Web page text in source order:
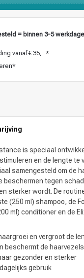
= binnen 3-5
vanaf € 35,- *
is speciaal
en de lengte te
samengesteld om de
beschermen tegen
sterker wordt. De
(250 ml) shampoo, de
ml) conditioner en de
en vergroot de
beschermt de haarvezels
gezonder en sterker
gebruik